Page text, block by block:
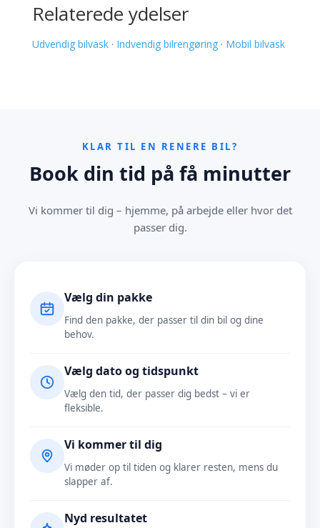
Relaterede ydelser
Udvendig bilvask· Indvendig bilrengøring· Mobil bilvask
KLAR TIL EN RENERE BIL?
Book din tid på få minutter
Vi kommer til dig – hjemme, på arbejde eller hvor det
passer dig.
Vælg din pakke
Find den pakke, der passer til din bil og dine
behov.
Vælg dato og tidspunkt
Vælg den tid, der passer dig bedst – vi er
fleksible.
Vi kommer til dig
Vi møder op til tiden og klarer resten, mens du
slapper af.
Nyd resultatet